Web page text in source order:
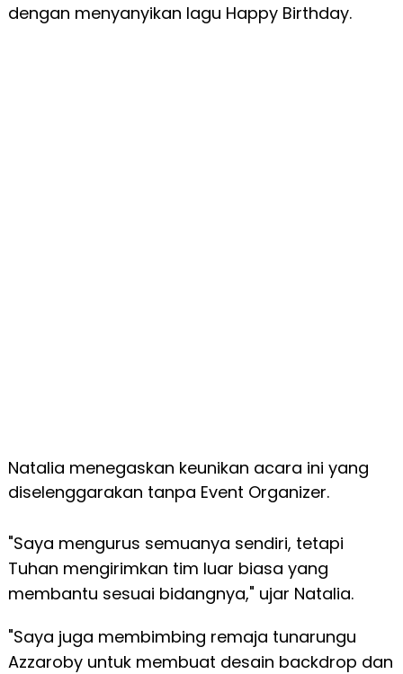
dengan menyanyikan lagu Happy Birthday.
Natalia menegaskan keunikan acara ini yang
diselenggarakan tanpa Event Organizer.
"Saya mengurus semuanya sendiri, tetapi
Tuhan mengirimkan tim luar biasa yang
membantu sesuai bidangnya," ujar Natalia.
"Saya juga membimbing remaja tunarungu
Azzaroby untuk membuat desain backdrop dan